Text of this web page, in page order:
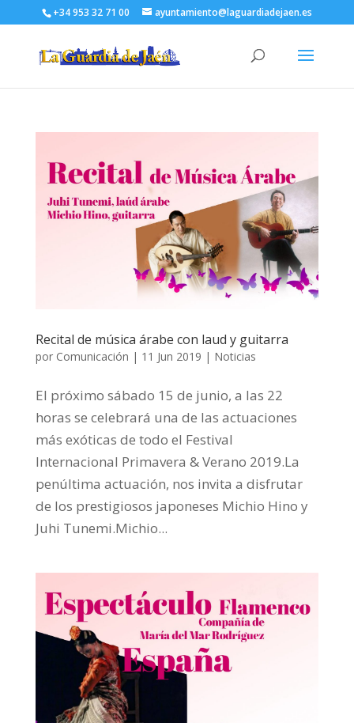
+34 953 32 71 00 ayuntamiento@laguardiadejaen.es
Recital de música árabe con laud y guitarra
por Comunicación | 11 Jun 2019 | Noticias
El próximo sábado 15 de junio, a las 22
horas se celebrará una de las actuaciones
más exóticas de todo el Festival
Internacional Primavera & Verano 2019.La
penúltima actuación, nos invita a disfrutar
de los prestigiosos japoneses Michio Hino y
Juhi Tunemi.Michio...